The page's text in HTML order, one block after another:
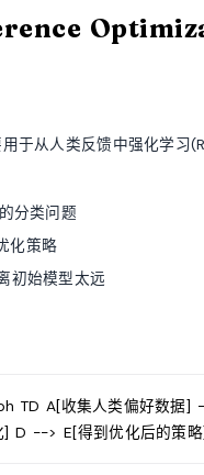
于从人类反馈中强化学习
分类问题
化策略
初始模型太远
A[收集人类偏好数据]
D --> E[得到优化后的策